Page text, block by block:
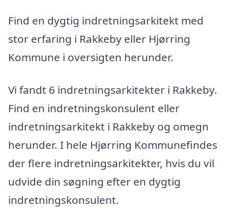
Find en dygtig indretningsarkitekt med
stor erfaring i Rakkeby eller Hjørring
Kommune i oversigten herunder.
Vi fandt 6 indretningsarkitekter i Rakkeby.
Find en indretningskonsulent eller
indretningsarkitekt i Rakkeby og omegn
herunder. I hele Hjørring Kommunefindes
der flere indretningsarkitekter, hvis du vil
udvide din søgning efter en dygtig
indretningskonsulent.